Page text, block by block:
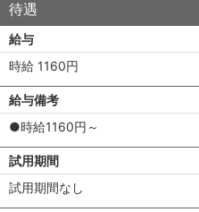
待遇
給与
時給 1160円
給与備考
●時給1160円～
試用期間
試用期間なし